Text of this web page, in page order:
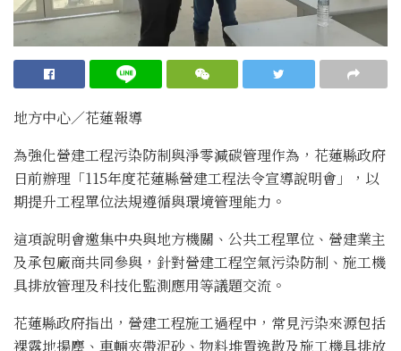
地方中心∕花蓮報導
為強化營建工程污染防制與淨零減碳管理作為，花蓮縣政府
日前辦理「115年度花蓮縣營建工程法令宣導說明會」，以
期提升工程單位法規遵循與環境管理能力。
這項說明會邀集中央與地方機關、公共工程單位、營建業主
及承包廠商共同參與，針對營建工程空氣污染防制、施工機
具排放管理及科技化監測應用等議題交流。
花蓮縣政府指出，營建工程施工過程中，常見污染來源包括
裸露地揚塵、車輛夾帶泥砂、物料堆置逸散及施工機具排放